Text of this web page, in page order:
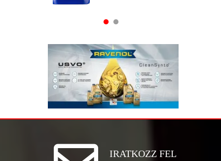
IRATKOZZ FEL